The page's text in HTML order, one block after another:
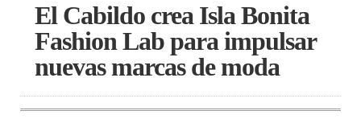
El Cabildo crea Isla Bonita
Fashion Lab para impulsar
nuevas marcas de moda